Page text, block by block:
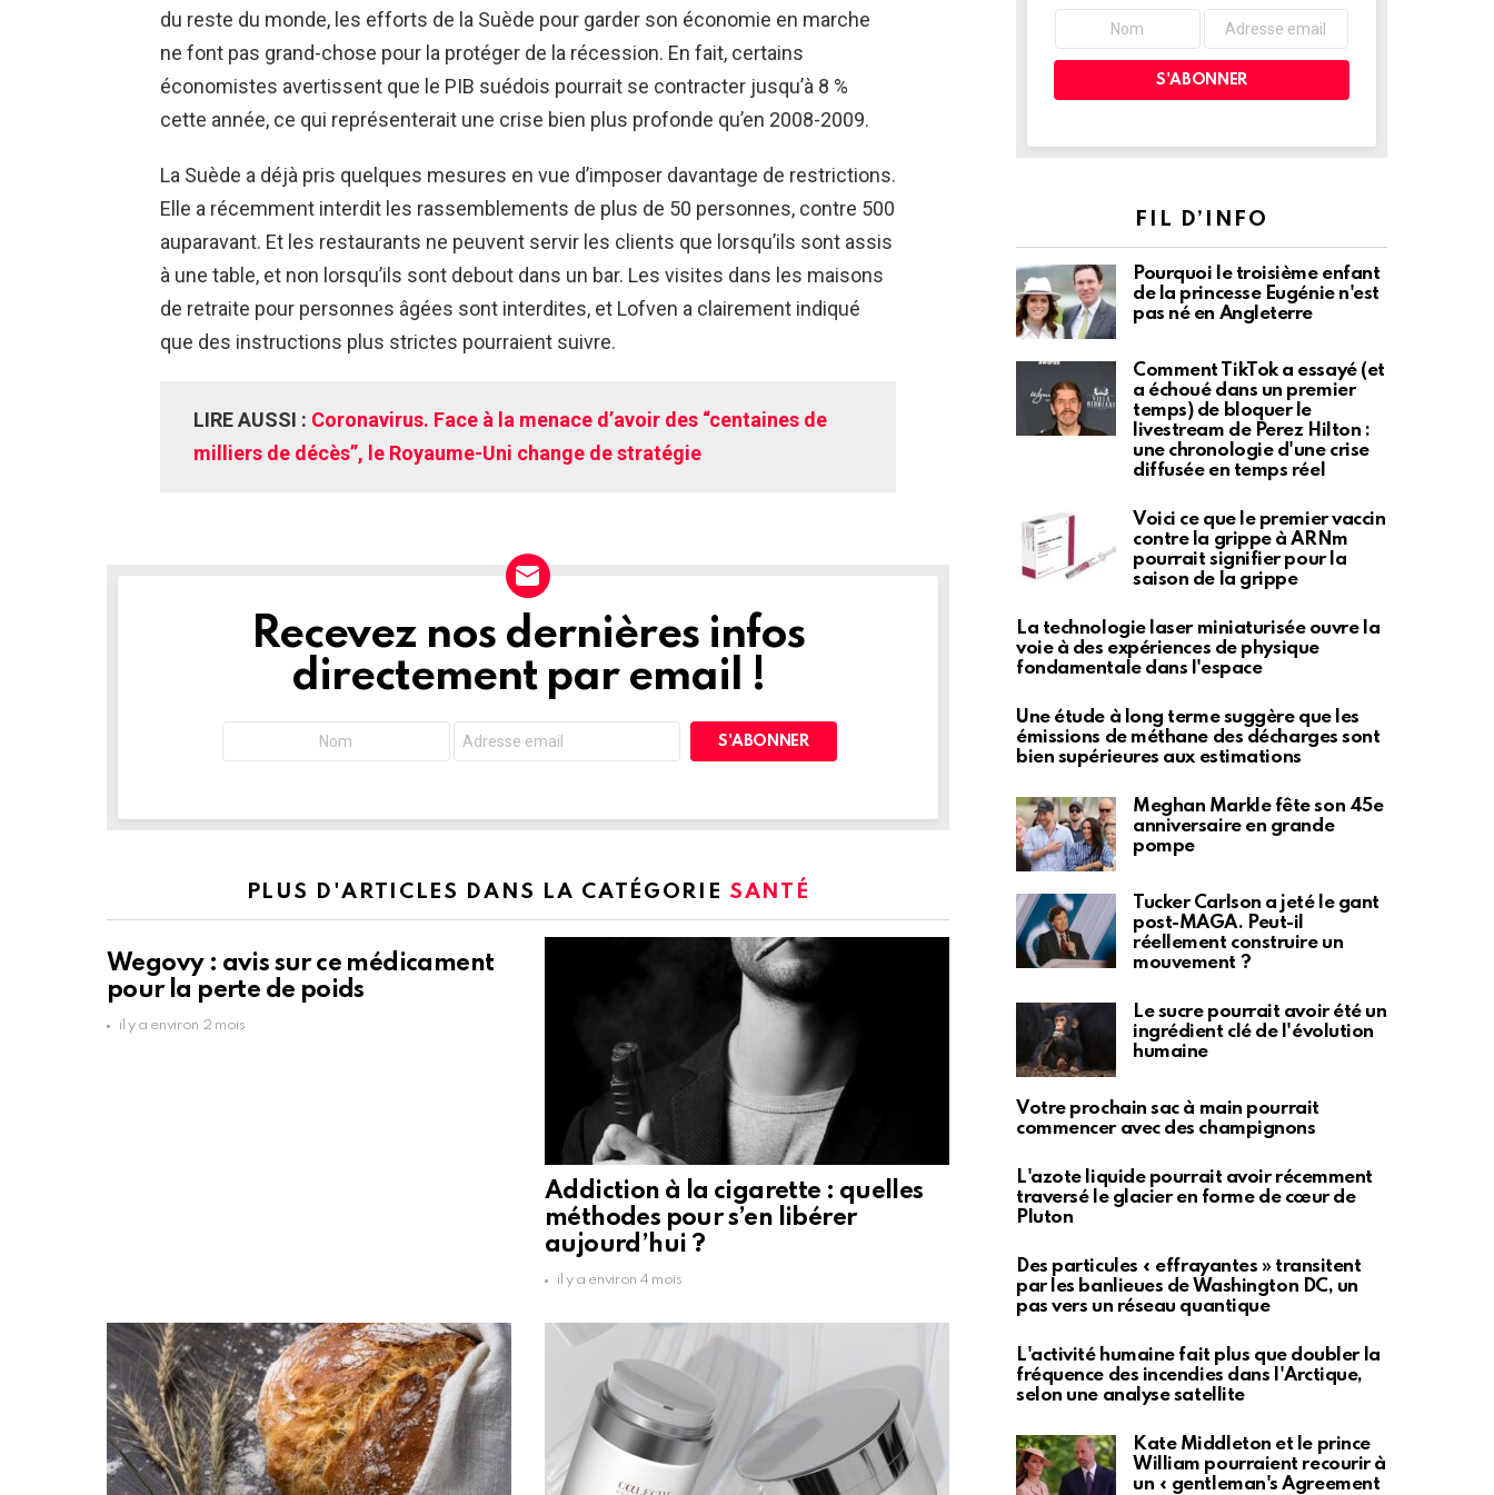
du reste du monde, les efforts de la Suède pour garder son économie en marche
ne font pas grand-chose pour la protéger de la récession. En fait, certains
économistes avertissent que le PIB suédois pourrait se contracter jusqu’à 8 %
cette année, ce qui représenterait une crise bien plus profonde qu’en 2008-2009.
La Suède a déjà pris quelques mesures en vue d’imposer davantage de restrictions.
Elle a récemment interdit les rassemblements de plus de 50 personnes, contre 500
auparavant. Et les restaurants ne peuvent servir les clients que lorsqu’ils sont assis
à une table, et non lorsqu’ils sont debout dans un bar. Les visites dans les maisons
de retraite pour personnes âgées sont interdites, et Lofven a clairement indiqué
que des instructions plus strictes pourraient suivre.
LIRE AUSSI : Coronavirus. Face à la menace d’avoir des “centaines de
milliers de décès”, le Royaume-Uni change de stratégie
NEWSLETTERRecevez nos dernières infos
directement par email !
PLUS D'ARTICLES DANS LA CATÉGORIE SANTÉ
Wegovy : avis sur ce médicament
pour la perte de poids
il y a environ 2 mois
Addiction à la cigarette : quelles
méthodes pour s’en libérer
aujourd’hui ?
il y a environ 4 mois
FIL D’INFO
Pourquoi le troisième enfant
de la princesse Eugénie n'est
pas né en Angleterre
Comment TikTok a essayé (et
a échoué dans un premier
temps) de bloquer le
livestream de Perez Hilton :
une chronologie d'une crise
diffusée en temps réel
Voici ce que le premier vaccin
contre la grippe à ARNm
pourrait signifier pour la
saison de la grippe
La technologie laser miniaturisée ouvre la
voie à des expériences de physique
fondamentale dans l'espace
Une étude à long terme suggère que les
émissions de méthane des décharges sont
bien supérieures aux estimations
Meghan Markle fête son 45e
anniversaire en grande
pompe
Tucker Carlson a jeté le gant
post-MAGA. Peut-il
réellement construire un
mouvement ?
Le sucre pourrait avoir été un
ingrédient clé de l'évolution
humaine
Votre prochain sac à main pourrait
commencer avec des champignons
L'azote liquide pourrait avoir récemment
traversé le glacier en forme de cœur de
Pluton
Des particules « effrayantes » transitent
par les banlieues de Washington DC, un
pas vers un réseau quantique
L'activité humaine fait plus que doubler la
fréquence des incendies dans l'Arctique,
selon une analyse satellite
Kate Middleton et le prince
William pourraient recourir à
un « gentleman's Agreement